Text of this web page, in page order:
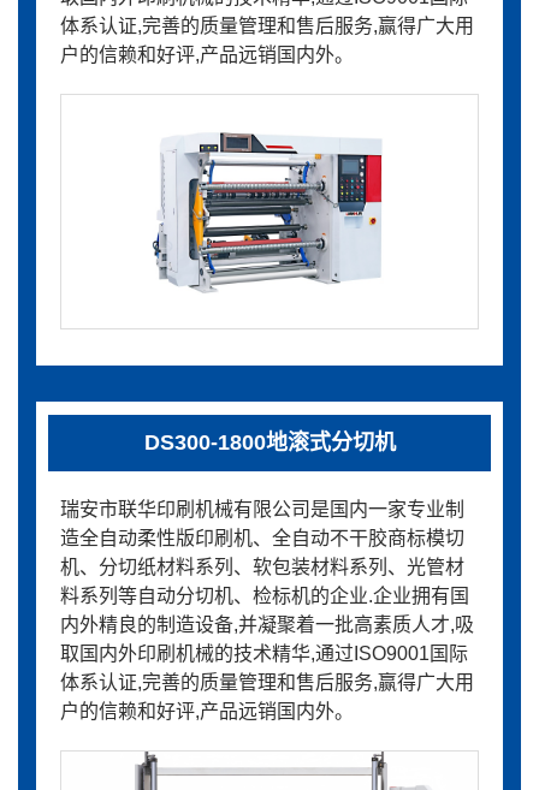
体系认证,完善的质量管理和售后服务,赢得广大用
户的信赖和好评,产品远销国内外。
DS300-1800地滚式分切机
瑞安市联华印刷机械有限公司是国内一家专业制
造全自动柔性版印刷机、全自动不干胶商标模切
机、分切纸材料系列、软包装材料系列、光管材
料系列等自动分切机、检标机的企业.企业拥有国
内外精良的制造设备,并凝聚着一批高素质人才,吸
取国内外印刷机械的技术精华,通过ISO9001国际
体系认证,完善的质量管理和售后服务,赢得广大用
户的信赖和好评,产品远销国内外。